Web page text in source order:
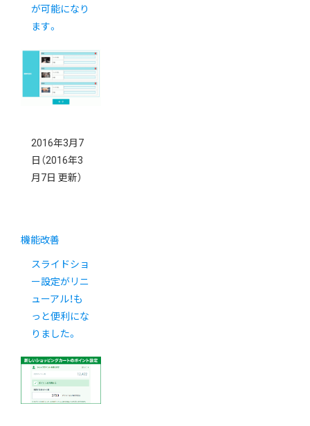
が可能になり
ます。
2016年3月7
日 （2016年3
月7日 更新）
機能改善
スライドショ
ー設定がリニ
ューアル！も
っと便利にな
りました。